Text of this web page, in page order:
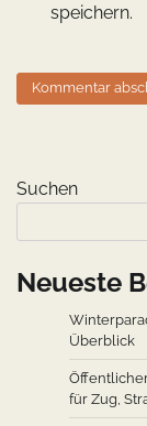
speichern.
Suchen
Neueste
Überblick
für Zug,